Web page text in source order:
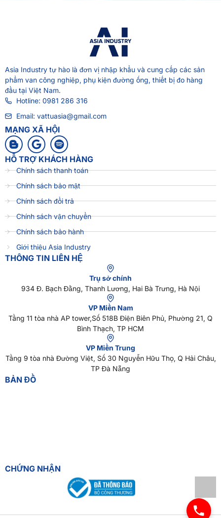
Asia Industry tự hào là đơn vị nhập khẩu và cung cấp các sản
phẩm van công nghiệp, phụ kiện đường ống, thiết bị đo hàng
đầu tại Việt Nam.
Hotline: 0981 286 316
Email: vattuasia@gmail.com
MẠNG XÃ HỘI
HỖ TRỢ KHÁCH HÀNG
Chính sách thanh toán
Chính sách bảo mật
Chính sách đổi trả
Chính sách vận chuyển
Chính sách bảo hành
Giới thiệu Asia Industry
THÔNG TIN LIÊN HỆ
Trụ sở chính
934 Đ. Bạch Đằng, Thanh Lương, Hai Bà Trưng, Hà Nội
VP Miền Nam
Tầng 11 tòa nhà AP tower,Số 518B Điện Biên Phủ, Phường 21, Q
Bình Thạch, TP HCM
VP Miền Trung
Tầng 9 tòa nhà Đường Việt, Số 30 Nguyễn Hữu Thọ, Q Hải Châu,
TP Đà Nẵng
BẢN ĐỒ
CHỨNG NHẬN